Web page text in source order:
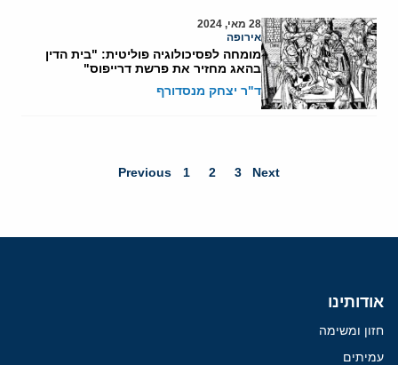
28 מאי, 2024
אירופה
מומחה לפסיכולוגיה פוליטית: "בית הדין
בהאג מחזיר את פרשת דרייפוס"
ד"ר יצחק מנסדורף
Previous 1 2 3 Next
אודותינו
חזון ומשימה
עמיתים